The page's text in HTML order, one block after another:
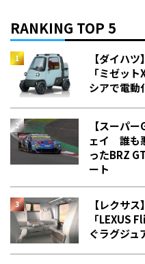
RANKING TOP 5
【ダイハ
「ミゼッ
シアで電動
【スーパ
ェイ 誰も
った――BRZ
ート
【レクサ
「LEXUS
ぐラグジュ